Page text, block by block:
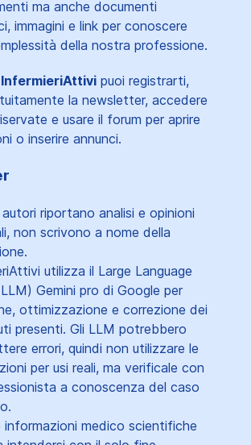
ma anche documenti
immagini e link per conoscere
della nostra professione.
puoi registrarti,
la newsletter, accedere
e usare il forum per aprire
o inserire annunci.
riportano analisi e opinioni
non scrivono a nome della
utilizza il Large Language
Gemini pro di Google per
ottimizzazione e correzione dei
presenti. Gli LLM potrebbero
errori, quindi non utilizzare le
per usi reali, ma verificale con
a conoscenza del caso
informazioni medico scientifiche